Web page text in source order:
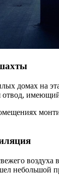
домах на
отвод,
небольшой